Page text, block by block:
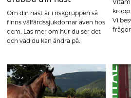
Om din häst är i riskgruppen så
finns välfärdssjukdomar även hos
dem. Läs mer om hur du ser det
och vad du kan ändra på.
kropp
Vi